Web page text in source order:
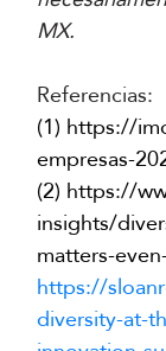
MX.
Referencias:
(1) https://
empresas-
(2) https://
insights/
matters-
https://
diversity-at-